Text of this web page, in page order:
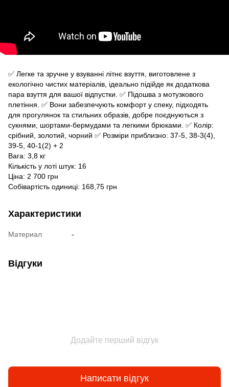
✅ Легке та зручне у взуванні літнє взуття, виготовлене з
екологічно чистих матеріалів, ідеально підійде як додаткова
пара взуття для вашої відпустки. ✅ Підошва з мотузкового
плетіння. ✅ Вони забезпечують комфорт у спеку, підходять
для прогулянок та стильних образів, добре поєднуються з
сукнями, шортами-бермудами та легкими брюками. ✅ Колір:
срібний, золотий, чорний ✅ Розміри приблизно: 37-5, 38-3(4),
39-5, 40-1(2) + 2
Вага: 3,8 кг
Кількість у лоті штук: 16
Ціна: 2 700 грн
Собівартість одиниці: 168,75 грн
Характеристики
Материал -
Відгуки
Додайте перший відгук
Написати відгук